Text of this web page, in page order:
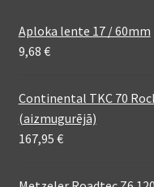
Aploka lente 17 / 60mm
9,68 €
Continental TKC 70
(aizmugurējā)
167,95 €